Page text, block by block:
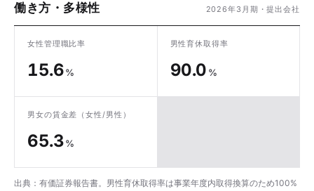
働き方・多様性 2026年3月期・提出会社
女性管理職比率
15.6%
男性育休取得率
90.0 %
男女の賃金差 （女性/男性）
65.3%
出典：有価証券報告書。男性育休取得率は事業年度内取得換算のため100%